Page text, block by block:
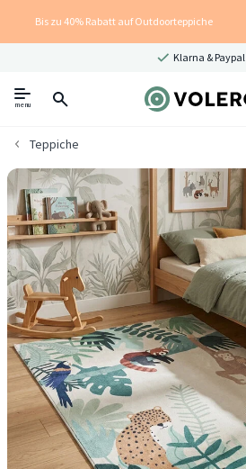
Bis zu 40% Rabatt auf Outdoorteppiche
Klarna & Paypal
menu
Teppiche